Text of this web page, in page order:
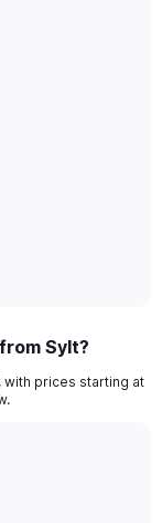
Sylt?
with prices starting at